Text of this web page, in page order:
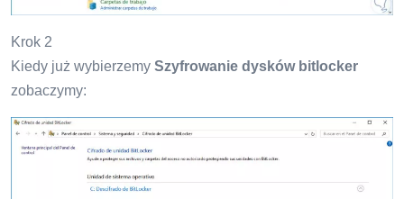
Krok 2
Kiedy już wybierzemy Szyfrowanie dysków bitlocker
zobaczymy: